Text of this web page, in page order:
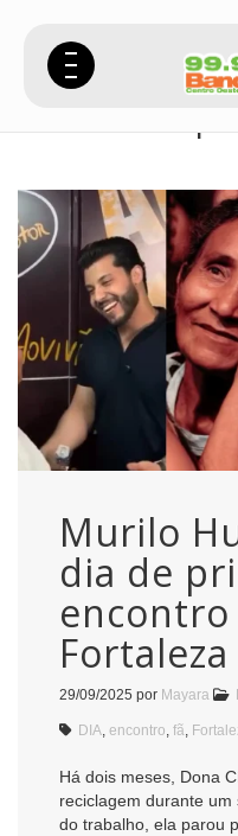
Murilo
dia de
Fortaleza
29/09/2025 por Mayara
DIA encontro fã
Há dois meses, Dona
reciclagem durante
do trabalho, ela parou